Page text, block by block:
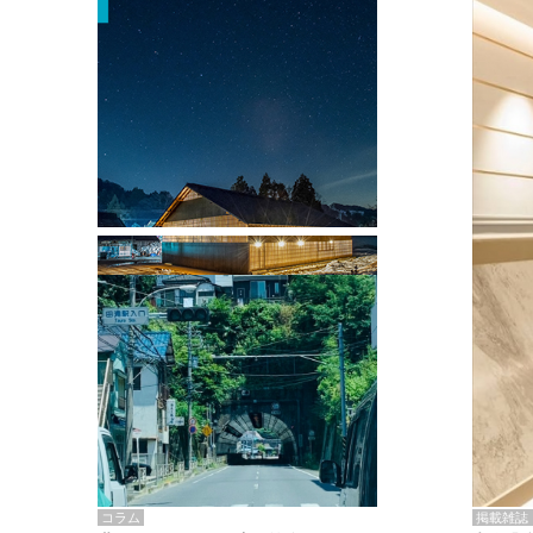
掲載雑誌
掲載雑誌・書籍
『街歩き研修「アールデコとモダニズ
ム、和風バロック」』のレポート記事が
掲載
コラム